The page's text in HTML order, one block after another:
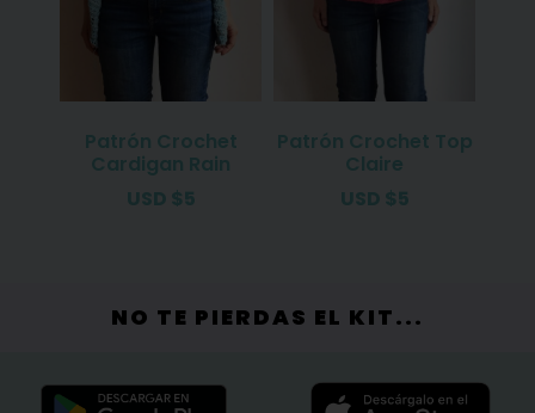
Patrón Crochet
Cardigan Rain
USD $5
Patrón Crochet Top
Claire
USD $5
NO TE PIERDAS EL KIT...